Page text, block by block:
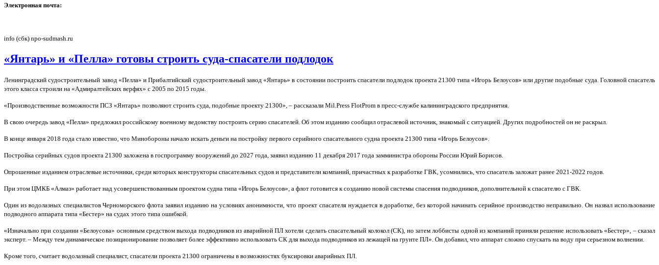
Электронная почта:
info (сбк) npo-sudmash.ru
«Янтарь» и «Пелла» готовы строить суда-спасатели подлодок
Ленинградский судостроительный завод «Пелла» и Прибалтийский судостроительный завод «Янтарь» в состоянии построить спасатели подлодок проекта 21300 типа «Игорь Белоусов» или другие подобные суда. Головной спасатель
этого класса строили на «Адмиралтейских верфях» с 2005 по 2015 годы.
«Производственные возможности ПСЗ «Янтарь» позволяют строить суда, подобные проекту 21300», – рассказали Mil.Press FlotProm в пресс-службе калининградского предприятия.
В свою очередь завод «Пелла» предложил российскому военному ведомству построить серию спасателей. Об этом изданию сообщил отраслевой источник, знакомый с ситуацией. Других подробностей он не раскрыл.
В конце января 2018 года стало известно, что Минобороны начало искать деньги на постройку первого серийного спасательного судна проекта 21300 типа «Игорь Белоусов».
Постройка серийных судов проекта 21300 заложена в госпрограмму вооружений до 2027 года, заявил изданию 11 декабря 2017 года замминистра обороны России Юрий Борисов.
Опрошенные изданием отраслевые источники, среди которых конструкторы спасательных судов и представители компаний, причастных к разработке ГВК, усомнились, что спасатель заложат ранее 2021-2022 годов.
При этом ЦМКБ «Алмаз» работает над усовершенствованным проектом судна типа «Игорь Белоусов», а флот готовится к созданию новой системы спасения подводников, дополнительной к спасателю с ГВК.
Один из водолазных специалистов Черноморского флота заявил изданию на условиях анонимности, что проект спасателя нуждается в доработке, без которой начинать серийное производство неправильно. Он назвал использование
подводного аппарата типа «Бестер» на судах этого типа ошибкой.
«Изначально при создании «Белоусова» основным средством выхода подводников из аварийной ПЛ хотели сделать спасательный колокол (СК), но затем лоббисты одной из компаний приняли решение использовать «Бестер», – сказал
эксперт. – Между тем динамическое позиционирование позволяет более эффективно использовать СК для выхода подводников из лежащей на грунте ПЛ». Он добавил, что аппарат сложно спускать на воду при серьезном волнении.
Кроме того, считает водолазный специалист, спасатели проекта 21300 ограничены в возможностях буксировки аварийных ПЛ.